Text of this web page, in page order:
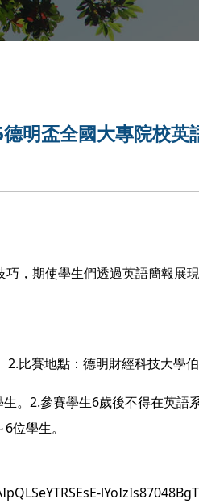
明盃全國大專院校
，期使學生們透過英語簡報展
比賽地點：德明財經科技大學伯
。2.參賽學生6歲後不得在英語
位學生。